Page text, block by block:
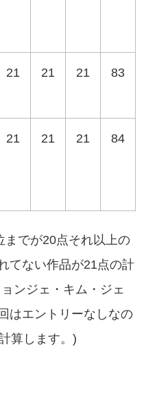
21 21 21 83
21 21 21 84
までが20点それ以上の
てない作品が21点の計
ンジェ・キム・ジェ
はエントリーなしなの
算します。)